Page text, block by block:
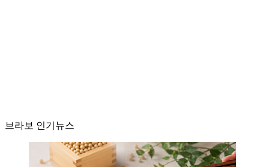
브라보 인기뉴스